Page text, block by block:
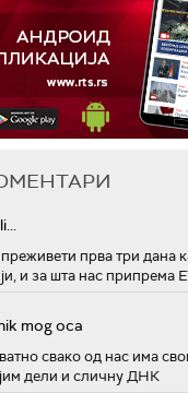
прва три дана
и за шта нас припрема
mog oca
свако од нас има
дели и сличну ДНК